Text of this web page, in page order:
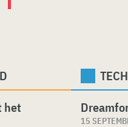
het
15